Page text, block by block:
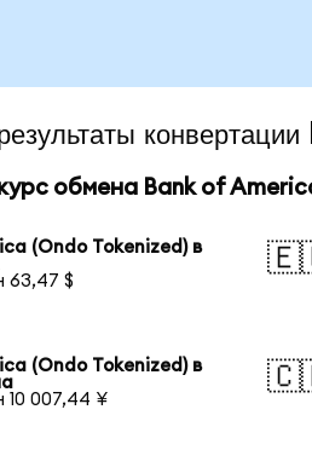
результаты
обмена Bank of
(Ondo Tokenized) в
63,47 $
(Ondo Tokenized) в
10 007,44 ¥